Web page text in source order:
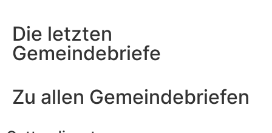
Die letzten
Gemeindebriefe
Zu allen Gemeindebriefen